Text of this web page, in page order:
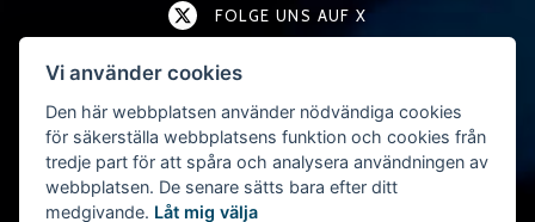
FOLGE UNS AUF X
FOLGE UNS AUF LINKEDIN
FOLGE UNS AUF INSTAGRAM
KONTAKT
Vi använder cookies
Den här webbplatsen använder nödvändiga cookies
för säkerställa webbplatsens funktion och cookies från
tredje part för att spåra och analysera användningen av
webbplatsen. De senare sätts bara efter ditt
medgivande. Låt mig välja